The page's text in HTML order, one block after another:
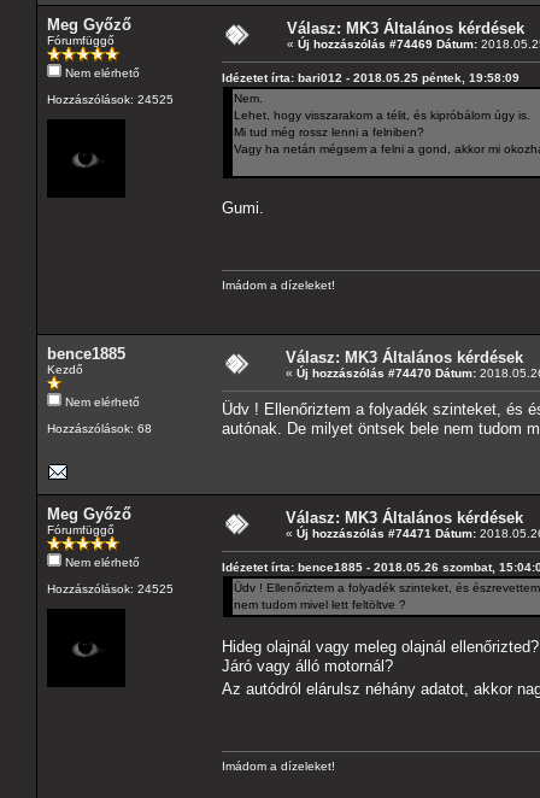
Meg Győző
Fórumfüggő
Nem elérhető
Hozzászólások: 24525
Válasz: MK3 Általános kérdések
« Új hozzászólás #74469 Dátum:
Idézetet írta: bari012 - 2018.05.25 péntek, 19:58:09
Nem.
Lehet, hogy visszarakom a télit, és kipróbálom úgy is.
Mi tud még rossz lenni a felniben?
Vagy ha netán mégsem a felni a gond, akkor mi
Gumi.
Imádom a dízeleket!
bence1885
Kezdő
Nem elérhető
Hozzászólások: 68
Válasz: MK3 Általános kérdések
« Új hozzászólás #74470 Dátum:
Üdv ! Ellenőriztem a folyadék szinteket, és
autónak. De milyet öntsek bele nem tudom
Meg Győző
Fórumfüggő
Nem elérhető
Hozzászólások: 24525
Válasz: MK3 Általános kérdések
« Új hozzászólás #74471 Dátum:
Idézetet írta: bence1885 - 2018.05.26 szombat,
Üdv ! Ellenőriztem a folyadék szinteket, és
nem tudom mivel lett feltöltve ?
Hideg olajnál vagy meleg olajnál ellenőrizted?
Járó vagy álló motornál?
Az autódról elárulsz néhány adatot, akkor
Imádom a dízeleket!